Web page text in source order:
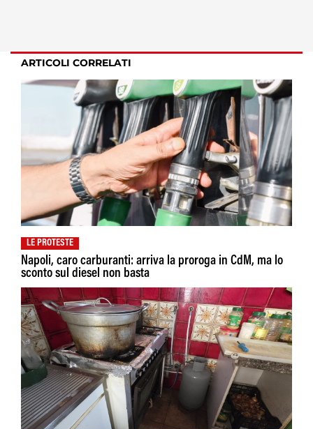
ARTICOLI CORRELATI
LE PROTESTE
Napoli, caro carburanti: arriva la proroga in CdM, ma lo
sconto sul diesel non basta